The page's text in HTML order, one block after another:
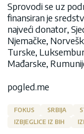
Sprovodi se uz
finansiran je
najveći donator,
Njemačke,
Turske,
Mađarske,
pogled.me
FOKUS SRBIJA
IZBJEGLICE IZ BIH